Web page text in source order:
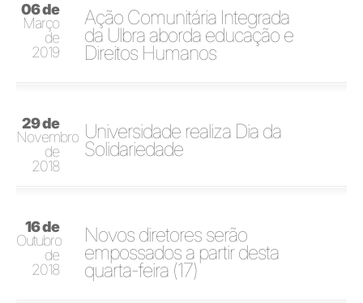
06 de
Março
de
2019
Ação Comunitária Integrada
da Ulbra aborda educação e
Direitos Humanos
29 de
Novembro
de
2018
Universidade realiza Dia da
Solidariedade
16 de
Outubro
de
2018
Novos diretores serão
empossados a partir desta
quarta-feira (17)